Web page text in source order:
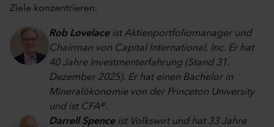
Ziele konzentrieren.
Rob Lovelace ist Aktienportfoliomanager und
Chairman von Capital International, Inc. Er hat
40 Jahre Investmenterfahrung (Stand 31.
Dezember 2025). Er hat einen Bachelor in
Mineralökonomie von der Princeton University
und ist CFA®.
Darrell Spenceist Volkswirt und hat 33 Jahre